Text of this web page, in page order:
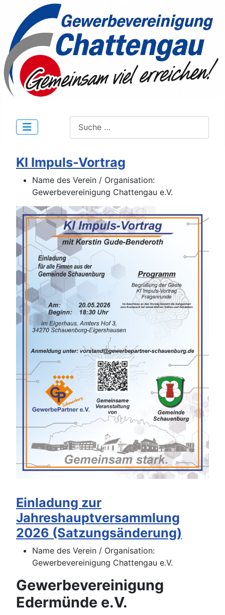
KI Impuls-Vortrag
Name des Verein / Organisation:
Gewerbevereinigung Chattengau e.V.
Einladung zur
Jahreshauptversammlung
2026 (Satzungsänderung)
Name des Verein / Organisation:
Gewerbevereinigung Chattengau e.V.
Gewerbevereinigung
Edermünde e.V.